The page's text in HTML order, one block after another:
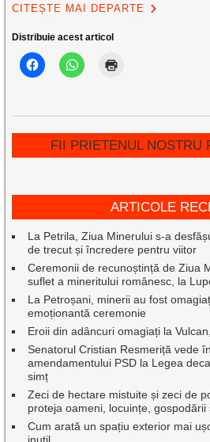
CITEȘTE MAI DEPARTE
Distribuie acest articol
FII PRIETENUL NOSTRU
ARTICOLE
La Petrila, Ziua Minerului s-a
de trecut și încredere pentru viitor
Ceremonii de recunoștință de Ziua
suflet a mineritului românesc, la
La Petroșani, minerii au fost
emoționantă ceremonie
Eroii din adâncuri omagiați la
Senatorul Cristian Resmeriță vede
amendamentului PSD la Legea
simț
Zeci de hectare mistuite și zeci de
proteja oameni, locuințe, gospodării
Cum arată un spațiu exterior mai
inutil